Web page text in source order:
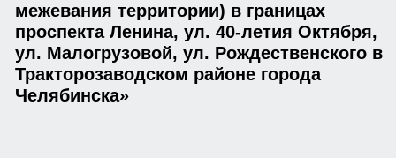
межевания территории) в границах
проспекта Ленина, ул. 40-летия Октября,
ул. Малогрузовой, ул. Рождественского в
Тракторозаводском районе города
Челябинска»